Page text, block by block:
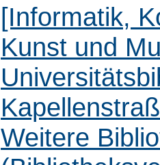
[Informatik,
Kunst und
Weitere